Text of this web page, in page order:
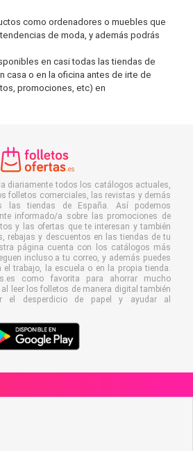
como ordenadores o muebles que
de moda, y además podrás
en casi todas las tiendas de
casa o en la oficina antes de irte de
promociones, etc) en
diariamente todos los catálogos actuales,
folletos comerciales, las revistas y demás
las tiendas de España. Así podemos
informado/a sobre las promociones de
y las ofertas que te interesan y también
rebajas y descuentos en las tiendas de tu
página cuenta con los catálogos más
incluso a tu correo, y además puedes
trabajo, la escuela o en la propia tienda.
como favorita para ahorrar mucho
leer los folletos de manera digital también
el desperdicio de papel y ayudar al